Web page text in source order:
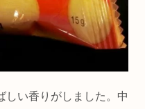
しい香りがしました。中